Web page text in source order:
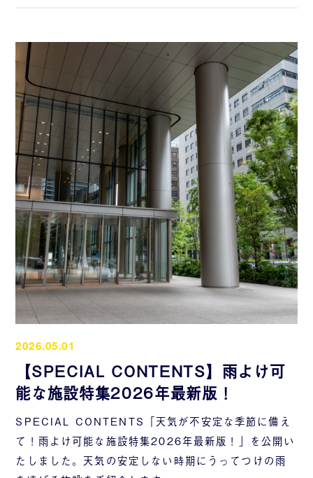
2026.05.01
【SPECIAL CONTENTS】雨よけ可
能な施設特集2026年最新版！
SPECIAL CONTENTS「天気が不安定な季節に備え
て！雨よけ可能な施設特集2026年最新版！」を公開い
たしました。天気の安定しない時期にうってつけの雨